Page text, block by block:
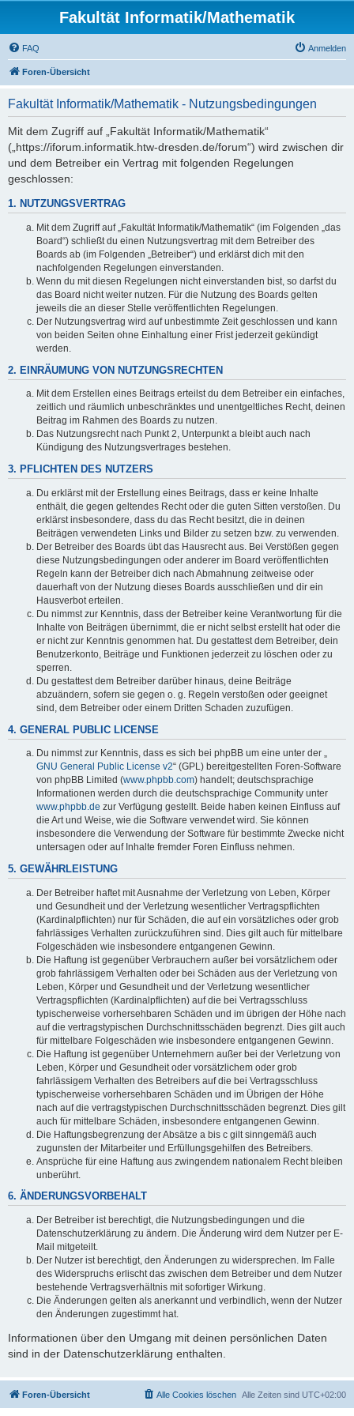
Fakultät Informatik/Mathematik
FAQ Anmelden
Foren-Übersicht
Fakultät Informatik/Mathematik - Nutzungsbedingungen
Mit dem Zugriff auf „Fakultät Informatik/Mathematik“
(„https://iforum.informatik.htw-dresden.de/forum“) wird zwischen dir
und dem Betreiber ein Vertrag mit folgenden Regelungen
geschlossen:
1. NUTZUNGSVERTRAG
Mit dem Zugriff auf „Fakultät Informatik/Mathematik“ (im Folgenden „das
Board“) schließt du einen Nutzungsvertrag mit dem Betreiber des
Boards ab (im Folgenden „Betreiber“) und erklärst dich mit den
nachfolgenden Regelungen einverstanden.
Wenn du mit diesen Regelungen nicht einverstanden bist, so darfst du
das Board nicht weiter nutzen. Für die Nutzung des Boards gelten
jeweils die an dieser Stelle veröffentlichten Regelungen.
Der Nutzungsvertrag wird auf unbestimmte Zeit geschlossen und kann
von beiden Seiten ohne Einhaltung einer Frist jederzeit gekündigt
werden.
2. EINRÄUMUNG VON NUTZUNGSRECHTEN
Mit dem Erstellen eines Beitrags erteilst du dem Betreiber ein einfaches,
zeitlich und räumlich unbeschränktes und unentgeltliches Recht, deinen
Beitrag im Rahmen des Boards zu nutzen.
Das Nutzungsrecht nach Punkt 2, Unterpunkt a bleibt auch nach
Kündigung des Nutzungsvertrages bestehen.
3. PFLICHTEN DES NUTZERS
Du erklärst mit der Erstellung eines Beitrags, dass er keine Inhalte
enthält, die gegen geltendes Recht oder die guten Sitten verstoßen. Du
erklärst insbesondere, dass du das Recht besitzt, die in deinen
Beiträgen verwendeten Links und Bilder zu setzen bzw. zu verwenden.
Der Betreiber des Boards übt das Hausrecht aus. Bei Verstößen gegen
diese Nutzungsbedingungen oder anderer im Board veröffentlichten
Regeln kann der Betreiber dich nach Abmahnung zeitweise oder
dauerhaft von der Nutzung dieses Boards ausschließen und dir ein
Hausverbot erteilen.
Du nimmst zur Kenntnis, dass der Betreiber keine Verantwortung für die
Inhalte von Beiträgen übernimmt, die er nicht selbst erstellt hat oder die
er nicht zur Kenntnis genommen hat. Du gestattest dem Betreiber, dein
Benutzerkonto, Beiträge und Funktionen jederzeit zu löschen oder zu
sperren.
Du gestattest dem Betreiber darüber hinaus, deine Beiträge
abzuändern, sofern sie gegen o. g. Regeln verstoßen oder geeignet
sind, dem Betreiber oder einem Dritten Schaden zuzufügen.
4. GENERAL PUBLIC LICENSE
Du nimmst zur Kenntnis, dass es sich bei phpBB um eine unter der „
GNU General Public License v2“ (GPL) bereitgestellten Foren-Software
von phpBB Limited (www.phpbb.com) handelt; deutschsprachige
Informationen werden durch die deutschsprachige Community unter
www.phpbb.de zur Verfügung gestellt. Beide haben keinen Einfluss auf
die Art und Weise, wie die Software verwendet wird. Sie können
insbesondere die Verwendung der Software für bestimmte Zwecke nicht
untersagen oder auf Inhalte fremder Foren Einfluss nehmen.
5. GEWÄHRLEISTUNG
Der Betreiber haftet mit Ausnahme der Verletzung von Leben, Körper
und Gesundheit und der Verletzung wesentlicher Vertragspflichten
(Kardinalpflichten) nur für Schäden, die auf ein vorsätzliches oder grob
fahrlässiges Verhalten zurückzuführen sind. Dies gilt auch für mittelbare
Folgeschäden wie insbesondere entgangenen Gewinn.
Die Haftung ist gegenüber Verbrauchern außer bei vorsätzlichem oder
grob fahrlässigem Verhalten oder bei Schäden aus der Verletzung von
Leben, Körper und Gesundheit und der Verletzung wesentlicher
Vertragspflichten (Kardinalpflichten) auf die bei Vertragsschluss
typischerweise vorhersehbaren Schäden und im übrigen der Höhe nach
auf die vertragstypischen Durchschnittsschäden begrenzt. Dies gilt auch
für mittelbare Folgeschäden wie insbesondere entgangenen Gewinn.
Die Haftung ist gegenüber Unternehmern außer bei der Verletzung von
Leben, Körper und Gesundheit oder vorsätzlichem oder grob
fahrlässigem Verhalten des Betreibers auf die bei Vertragsschluss
typischerweise vorhersehbaren Schäden und im Übrigen der Höhe
nach auf die vertragstypischen Durchschnittsschäden begrenzt. Dies gilt
auch für mittelbare Schäden, insbesondere entgangenen Gewinn.
Die Haftungsbegrenzung der Absätze a bis c gilt sinngemäß auch
zugunsten der Mitarbeiter und Erfüllungsgehilfen des Betreibers.
Ansprüche für eine Haftung aus zwingendem nationalem Recht bleiben
unberührt.
6. ÄNDERUNGSVORBEHALT
Der Betreiber ist berechtigt, die Nutzungsbedingungen und die
Datenschutzerklärung zu ändern. Die Änderung wird dem Nutzer per E-
Mail mitgeteilt.
Der Nutzer ist berechtigt, den Änderungen zu widersprechen. Im Falle
des Widerspruchs erlischt das zwischen dem Betreiber und dem Nutzer
bestehende Vertragsverhältnis mit sofortiger Wirkung.
Die Änderungen gelten als anerkannt und verbindlich, wenn der Nutzer
den Änderungen zugestimmt hat.
Informationen über den Umgang mit deinen persönlichen Daten
sind in der Datenschutzerklärung enthalten.
Foren-Übersicht Alle Zeiten sind UTC+02:00
Alle Cookies löschen